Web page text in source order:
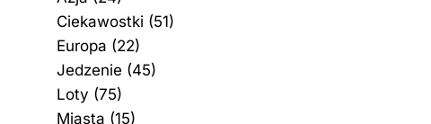
Ciekawostki (51)
Europa (22)
Jedzenie (45)
Loty (75)
Miasta (15)